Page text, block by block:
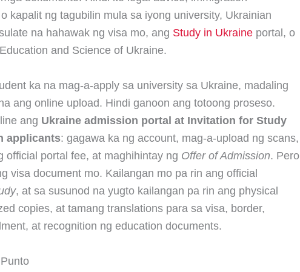
kapalit ng tagubilin mula sa iyong university, Ukrainian
na hahawak ng visa mo, ang Study in Ukraine portal, o
and Science of Ukraine.
ka na mag-a-apply sa university sa Ukraine, madaling
ang online upload. Hindi ganoon ang totoong proseso.
ang Ukraine admission portal at Invitation for Study
applicants: gagawa ka ng account, mag-a-upload ng scans,
official portal fee, at maghihintay ng Offer of Admission. Pero
visa document mo. Kailangan mo pa rin ang official
, at sa susunod na yugto kailangan pa rin ang physical
copies, at tamang translations para sa visa, border,
at recognition ng education documents.